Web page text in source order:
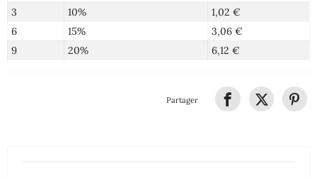
3
10%
1,02 €
6
15%
3,06 €
9
20% 6,12 €
Partager